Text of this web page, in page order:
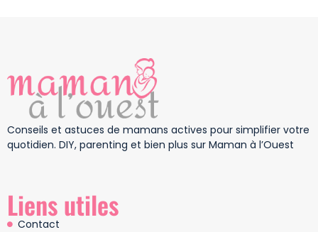
Conseils et astuces de mamans actives pour simplifier votre
quotidien. DIY, parenting et bien plus sur Maman à l’Ouest
Liens utiles
Contact